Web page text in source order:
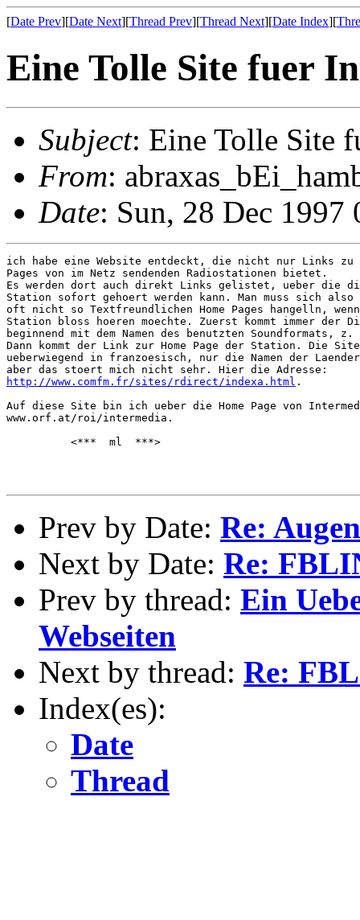
[Date Prev][Date Next][Thread Prev][Thread Next][Date Index][
Eine Tolle Site fuer
Subject: Eine Tolle Site
From:
Date: Sun, 28 Dec
ich habe eine Website entdeckt, die nicht nur Links zu
Pages von im Netz sendenden Radiostationen bietet.
Es werden dort auch direkt Links gelistet, ueber die
Station sofort gehoert werden kann. Man muss sich
oft nicht so Textfreundlichen Home Pages hangelln,
Station bloss hoeren moechte. Zuerst kommt immer der
beginnend mit dem Namen des benutzten Soundformats,
Dann kommt der Link zur Home Page der Station. Die
ueberwiegend in franzoesisch, nur die Namen der
http://www.comfm.fr/sites/rdirect/indexa.html .
Auf diese Site bin ich ueber die Home Page von
www.orf.at/roi/intermedia.
          <***  ml  ***>
Prev by Date: Re:
Next by Date: Re:
Prev by thread: Ein
Webseiten
Next by thread: Re:
Index(es):
Date
Thread